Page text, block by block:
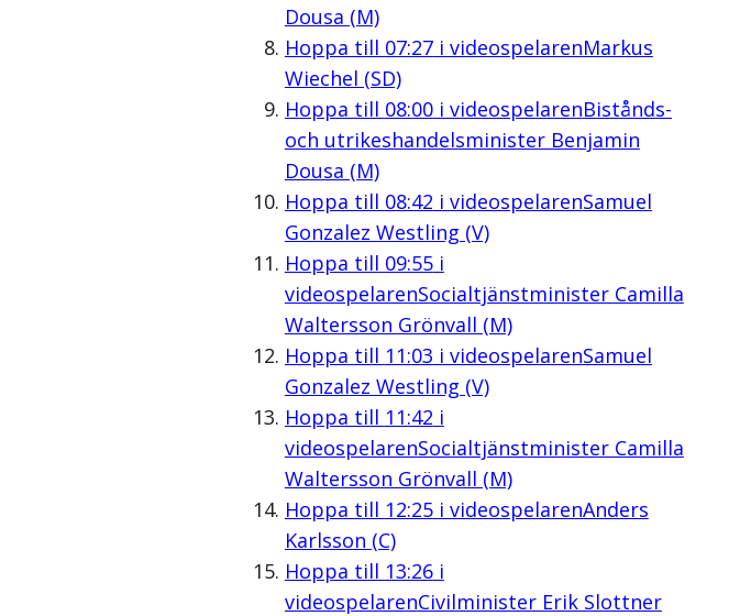
Dousa (M)
Hoppa till 07:27i videospelarenMarkus
Wiechel (SD)
Hoppa till 08:00i videospelarenBistånds-
och utrikeshandelsminister Benjamin
Dousa (M)
Hoppa till 08:42 i videospelarenSamuel
Gonzalez Westling (V)
Hoppa till 09:55i
videospelarenSocialtjänstminister Camilla
Waltersson Grönvall (M)
Hoppa till 11:03 i videospelarenSamuel
Gonzalez Westling (V)
Hoppa till 11:42 i
videospelarenSocialtjänstminister Camilla
Waltersson Grönvall (M)
Hoppa till 12:25i videospelarenAnders
Karlsson (C)
Hoppa till 13:26i
videospelarenCivilminister Erik Slottner